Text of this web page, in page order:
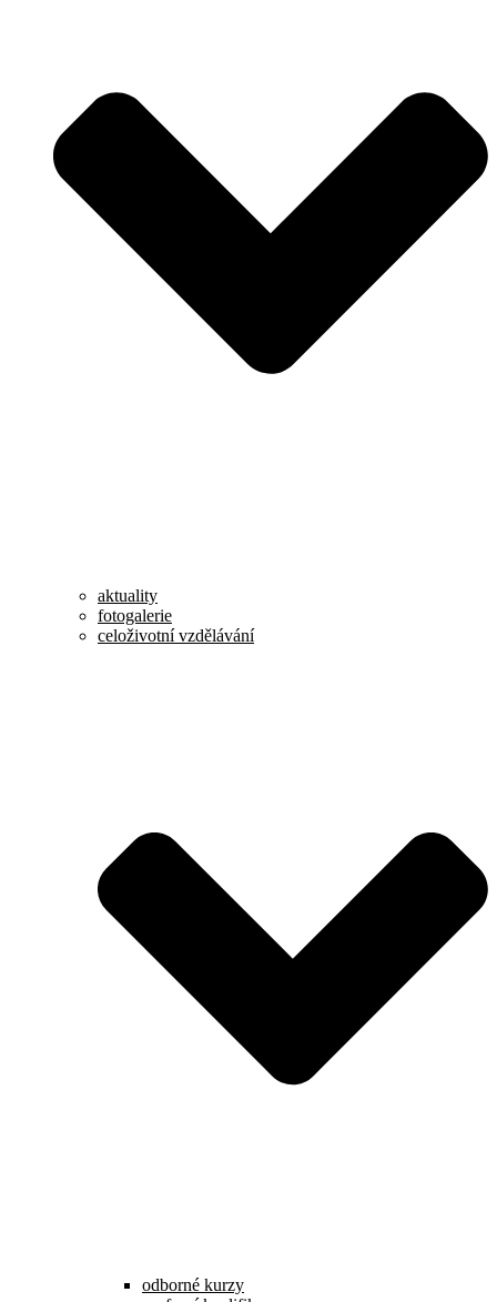
aktuality
fotogalerie
celoživotní vzdělávání
odborné kurzy